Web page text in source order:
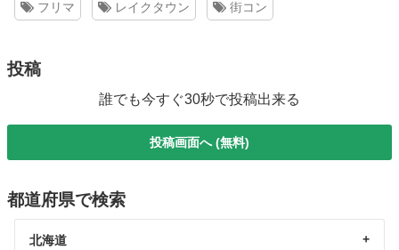
フリマ レイクタウン 街コン
投稿
誰でも今すぐ30秒で投稿出来る
投稿画面へ (無料)
都道府県で検索
北海道